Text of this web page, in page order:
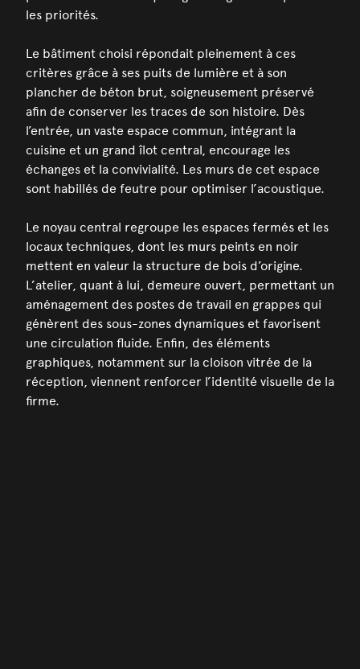
les priorités.
Le bâtiment choisi répondait pleinement à ces
critères grâce à ses puits de lumière et à son
plancher de béton brut, soigneusement préservé
afin de conserver les traces de son histoire. Dès
l’entrée, un vaste espace commun, intégrant la
cuisine et un grand îlot central, encourage les
échanges et la convivialité. Les murs de cet espace
sont habillés de feutre pour optimiser l’acoustique.
Le noyau central regroupe les espaces fermés et les
locaux techniques, dont les murs peints en noir
mettent en valeur la structure de bois d’origine.
L’atelier, quant à lui, demeure ouvert, permettant un
aménagement des postes de travail en grappes qui
génèrent des sous-zones dynamiques et favorisent
une circulation fluide. Enfin, des éléments
graphiques, notamment sur la cloison vitrée de la
réception, viennent renforcer l’identité visuelle de la
firme.